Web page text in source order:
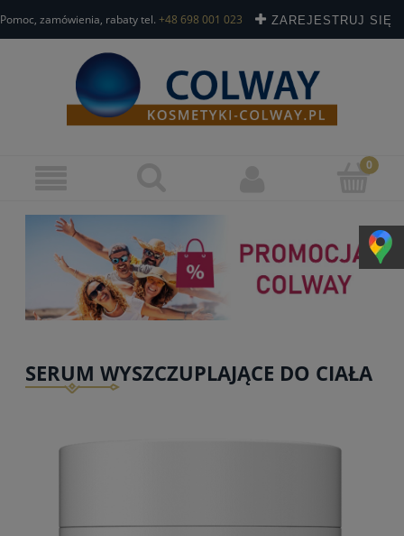
Pomoc, zamówienia, rabaty tel. +48 698 001 023 ZAREJESTRUJ SIĘ
SERUM WYSZCZUPLAJĄCE DO CIAŁA